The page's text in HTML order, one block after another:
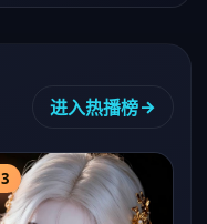
进入热播榜